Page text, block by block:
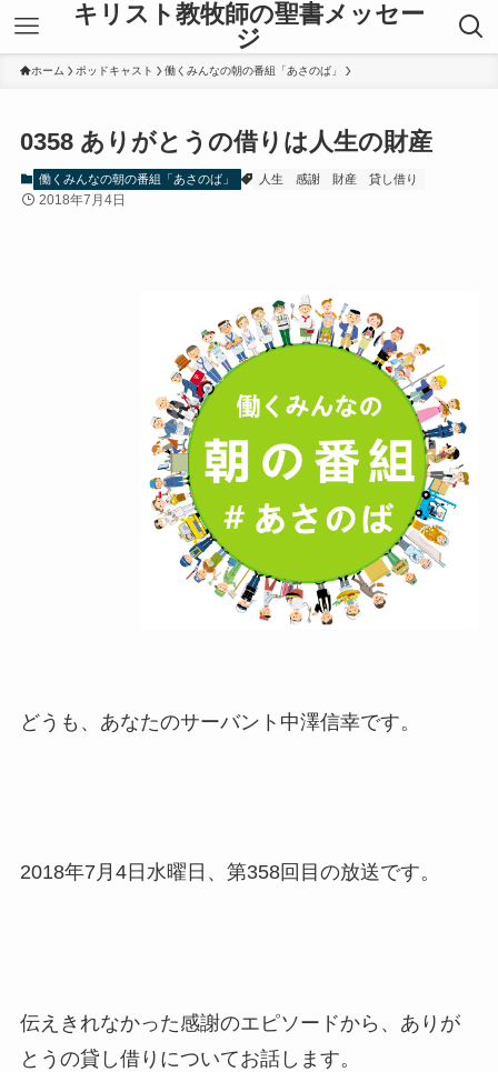
キリスト教牧師の聖書メッセー
ジ
ホーム ポッドキャスト 働くみんなの朝の番組「あさのば」
0358 ありがとうの借りは人生の財産
働くみんなの朝の番組「あさのば」 人生 感謝 財産 貸し借り
2018年7月4日
どうも、あなたのサーバント中澤信幸です。
2018年7月4日水曜日、第358回目の放送です。
伝えきれなかった感謝のエピソードから、ありが
とうの貸し借りについてお話します。